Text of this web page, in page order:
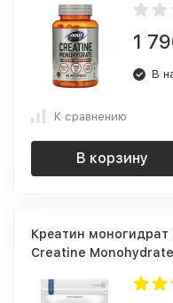
1
В
К сравнению
В корзину
Креатин моногидрат
Creatine